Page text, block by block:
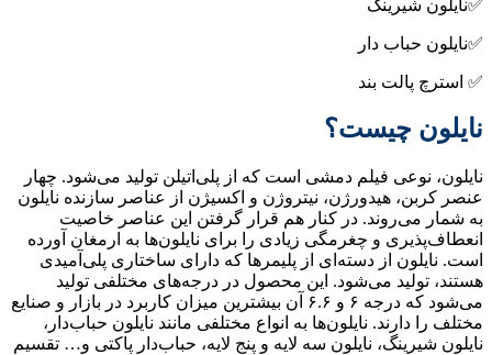
دار
فیلم دمشی است که از پلی‌اتیلن تولید می‌شود. چهار
نیتروژن و اکسیژن از عناصر سازنده نایلون
در کنار هم قرار گرفتن این عناصر خاصیت
چغرمگی زیادی را برای نایلون‌ها به ارمغان آورده
دسته‌ای از پلیمرها که دارای ساختاری پلی‌آمیدی
می‌شود. این محصول در درجه‌های مختلفی تولید
می‌شود که درجه ۶ و ۶.۶ آن بیشترین میزان کاربرد در بازار و صنایع
نایلون‌ها به انواع مختلفی مانند نایلون حباب‌دار،
نایلون سه لایه و پنج لایه، حباب‌دار پاکتی و… تقسیم